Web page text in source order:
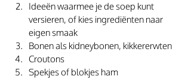
Ideeën waarmee je de soep kunt
versieren, of kies ingrediënten naar
eigen smaak
Bonen als kidneybonen, kikkererwten
Croutons
Spekjes of blokjes ham